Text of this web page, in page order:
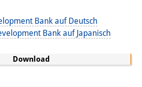
Download
Bank auf Deutsch
Bank auf Japanisch